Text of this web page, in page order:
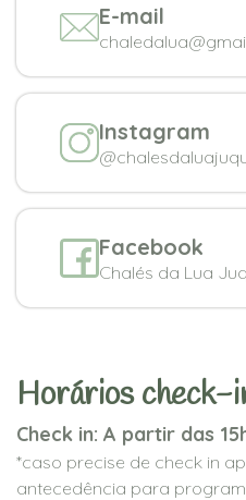
E-mail
Instagram
Facebook
Chalés da Lua
Horários check-
Check in: A partir das
*caso precise de check in
antecedência para